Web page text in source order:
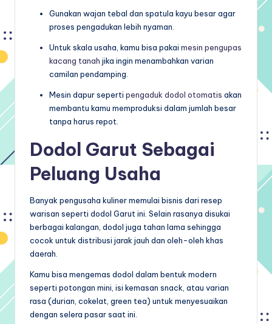
Gunakan wajan tebal dan spatula kayu besar agar
proses pengadukan lebih nyaman.
Untuk skala usaha, kamu bisa pakai mesin pengupas
kacang tanah jika ingin menambahkan varian
camilan pendamping.
Mesin dapur seperti pengaduk dodol otomatis akan
membantu kamu memproduksi dalam jumlah besar
tanpa harus repot.
Dodol Garut Sebagai
Peluang Usaha
Banyak pengusaha kuliner memulai bisnis dari resep
warisan seperti dodol Garut ini. Selain rasanya disukai
berbagai kalangan, dodol juga tahan lama sehingga
cocok untuk distribusi jarak jauh dan oleh-oleh khas
daerah.
Kamu bisa mengemas dodol dalam bentuk modern
seperti potongan mini, isi kemasan snack, atau varian
rasa (durian, cokelat, green tea) untuk menyesuaikan
dengan selera pasar saat ini.